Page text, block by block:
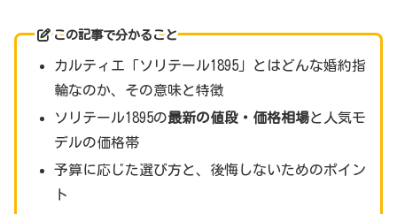
この記事で分かること
カルティエ「ソリテール1895」とはどんな婚約指
輪なのか、その意味と特徴
ソリテール1895の最新の値段・価格相場と人気モ
デルの価格帯
予算に応じた選び方と、後悔しないためのポイン
ト